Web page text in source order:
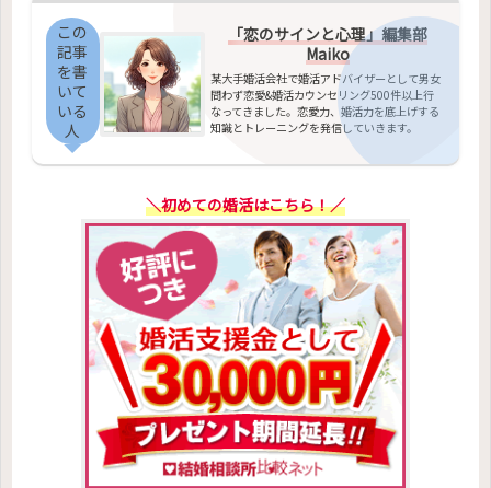
この
記事
を書
いて
いる
人
「恋のサインと心理」編集部
Maiko
某大手婚活会社で婚活アドバイザーとして男女
問わず恋愛&婚活カウンセリング500件以上行
なってきました。恋愛力、婚活力を底上げする
知識とトレーニングを発信していきます。
＼初めての婚活はこちら！／